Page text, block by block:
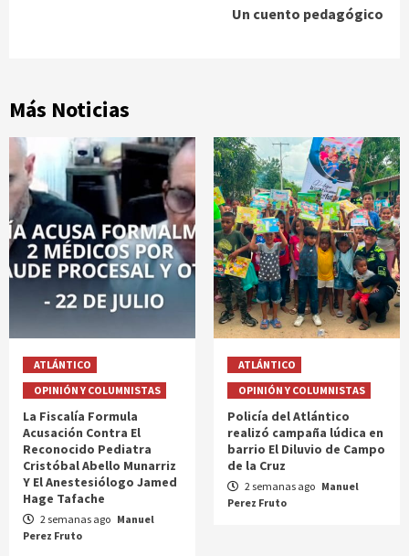
Un cuento pedagógico
Más Noticias
ATLÁNTICO
OPINIÓN Y COLUMNISTAS
La Fiscalía Formula
Acusación Contra El
Reconocido Pediatra
Cristóbal Abello Munarriz
Y El Anestesiólogo Jamed
Hage Tafache
2 semanas ago Manuel
Perez Fruto
ATLÁNTICO
OPINIÓN Y COLUMNISTAS
Policía del Atlántico
realizó campaña lúdica en
barrio El Diluvio de Campo
de la Cruz
2 semanas ago Manuel
Perez Fruto